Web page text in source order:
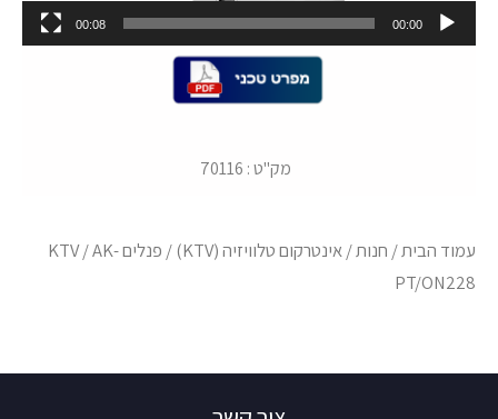
00:00
00:08
מק"ט : 70116
עמוד הבית/ חנות/אינטרקום טלוויזיה (KTV) / פנלים KTV/ AK-
PT/ON228